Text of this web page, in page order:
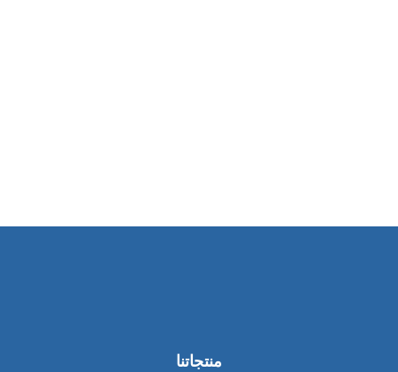
منتجاتنا